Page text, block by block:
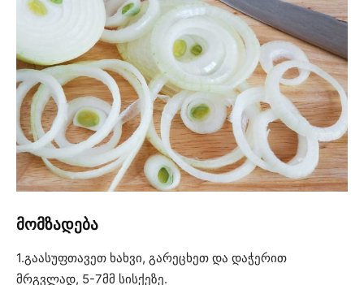
მომზადება
1.გაასუფთავეთ ხახვი, გარეცხეთ და დაჭერით
მრგვლად, 5-7მმ სისქეზე.